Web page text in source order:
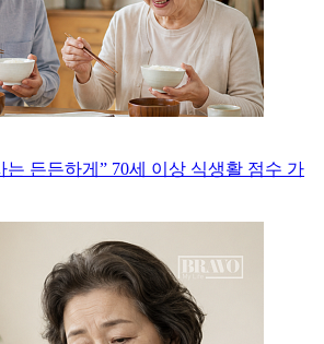
는 든든하게” 70세 이상 식생활 점수 가